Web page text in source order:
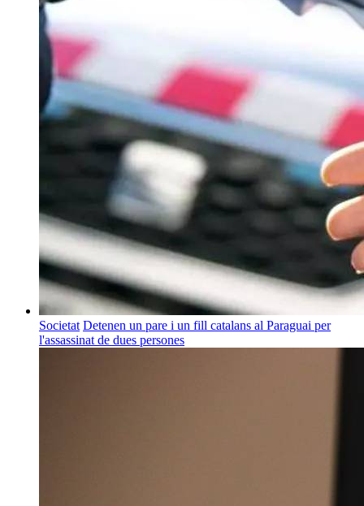
Societat Detenen un pare i un fill catalans al Paraguai per
l'assassinat de dues persones